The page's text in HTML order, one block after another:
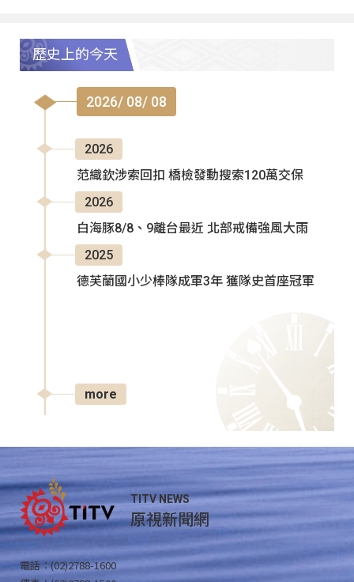
歷史上的今天
2026/ 08/ 08
2026
范織欽涉索回扣 橋檢發動搜索120萬交保
2026
白海豚8/8、9離台最近 北部戒備強風大雨
2025
德芙蘭國小少棒隊成軍3年 獲隊史首座冠軍
more
TITV NEWS
原視新聞網
電話：(02)2788-1600